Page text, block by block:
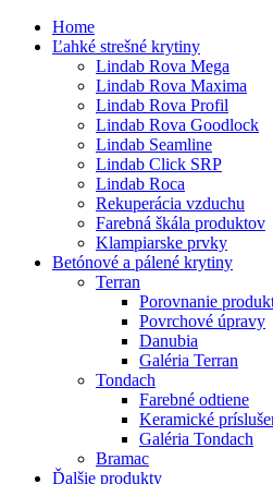
Home
Ľahké strešné krytiny
Lindab Rova Mega
Lindab Rova Maxima
Lindab Rova Profil
Lindab Rova Goodlock
Lindab Seamline
Lindab Click SRP
Lindab Roca
Rekuperácia vzduchu
Farebná škála produktov
Klampiarske prvky
Betónové a pálené krytiny
Terran
Porovnanie
Povrchové úpravy
Danubia
Galéria Terran
Tondach
Farebné odtiene
Keramické
Galéria Tondach
Bramac
Ďalšie produkty